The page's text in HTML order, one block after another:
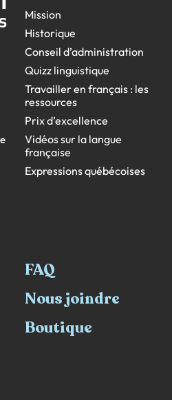
Mission
Historique
Conseil d’administration
Quizz linguistique
Travailler en français : les
ressources
Prix d’excellence
Vidéos sur la langue
française
Expressions québécoises
FAQ
Nous joindre
Boutique